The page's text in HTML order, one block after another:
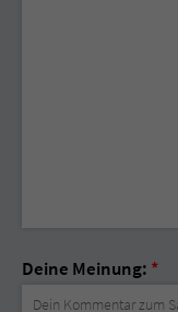
Deine Meinung: *